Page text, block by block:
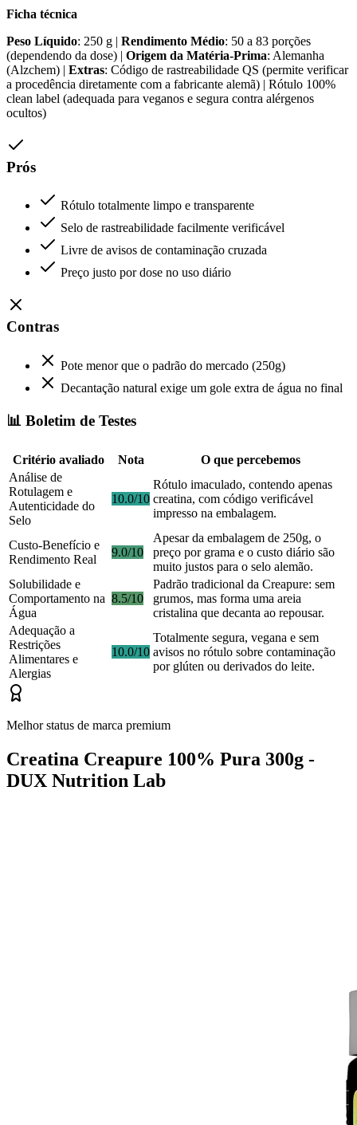
Ficha técnica
Peso Líquido: 250 g | Rendimento Médio: 50 a 83 porções
(dependendo da dose) | Origem da Matéria-Prima: Alemanha
(Alzchem) | Extras: Código de rastreabilidade QS (permite verificar
a procedência diretamente com a fabricante alemã) | Rótulo 100%
clean label (adequada para veganos e segura contra alérgenos
ocultos)
Prós
Rótulo totalmente limpo e transparente
Selo de rastreabilidade facilmente verificável
Livre de avisos de contaminação cruzada
Preço justo por dose no uso diário
Contras
Pote menor que o padrão do mercado (250g)
Decantação natural exige um gole extra de água no final
📊 Boletim de Testes
Critério avaliado Nota
O que percebemos
Análise de
Rotulagem e
Autenticidade do
Selo
10.0/10
Rótulo imaculado, contendo apenas
creatina, com código verificável
impresso na embalagem.
Custo-Benefício e
Rendimento Real
9.0/10
Apesar da embalagem de 250g, o
preço por grama e o custo diário são
muito justos para o selo alemão.
Solubilidade e
Comportamento na
Água
8.5/10
Padrão tradicional da Creapure: sem
grumos, mas forma uma areia
cristalina que decanta ao repousar.
Adequação a
Restrições
Alimentares e
Alergias
10.0/10
Totalmente segura, vegana e sem
avisos no rótulo sobre contaminação
por glúten ou derivados do leite.
Melhor status de marca premium
Creatina Creapure 100% Pura 300g -
DUX Nutrition Lab